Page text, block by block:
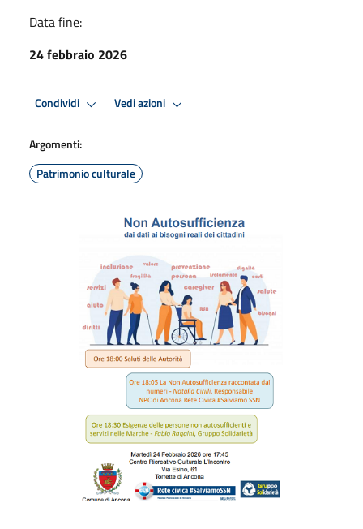
Data fine:
24 febbraio 2026
Condividi Vedi azioni
Argomenti:
Patrimonio culturale